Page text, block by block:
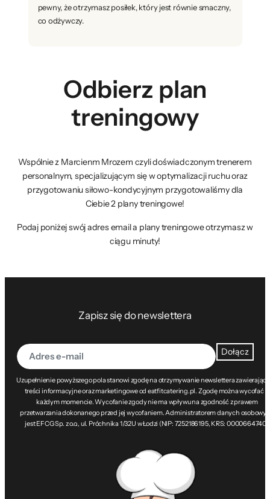
pewny, że otrzymasz posiłek, który jest równie smaczny,
co odżywczy.
Odbierz plan
treningowy
Wspólnie z Marcienm Mrozem czyli doświadczonym trenerem
personalnym, specjalizującym się w optymalizacji ruchu oraz
przygotowaniu siłowo-kondycyjnym przygotowaliśmy dla
Ciebie 2 plany treningowe!
Podaj poniżej swój adres email a plany treningowe otrzymasz w
ciągu minuty!
Zapisz się do newslettera
Uzupełnienie powyższego pola stanowi zgodę na otrzymywanie newslettera
treści informacyjne oraz marketingowe od eatfitcatering.pl. Zgodę można wycofać w
każdym momencie. Wycofanie zgody nie ma wpływu na zgodność z prawem
przetwarzania dokonanego przed jej wycofaniem. Administratorem danych
jest EFCG Sp. z o.o., ul. Próchnika 1/32U w Łodzi (NIP: 7252186195, KRS: 0000664740).
Dołącz